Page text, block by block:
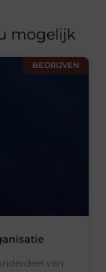
mogelijk
BEDRIJVEN
van